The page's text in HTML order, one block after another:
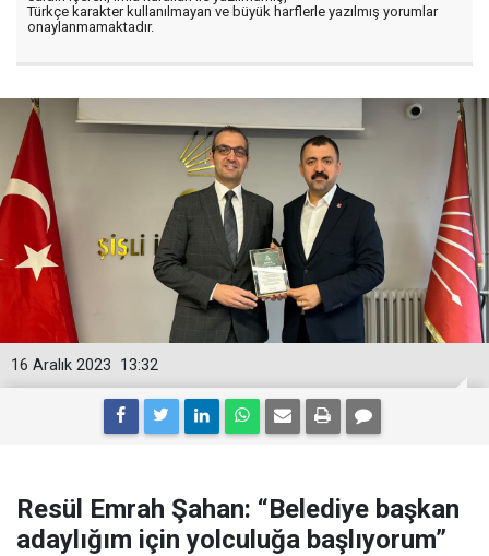
Türkçe karakter kullanılmayan ve büyük harflerle yazılmış yorumlar
onaylanmamaktadır.
13:32
16 Aralık 2023
Resül Emrah Şahan: “Belediye başkan
adaylığım için yolculuğa başlıyorum”